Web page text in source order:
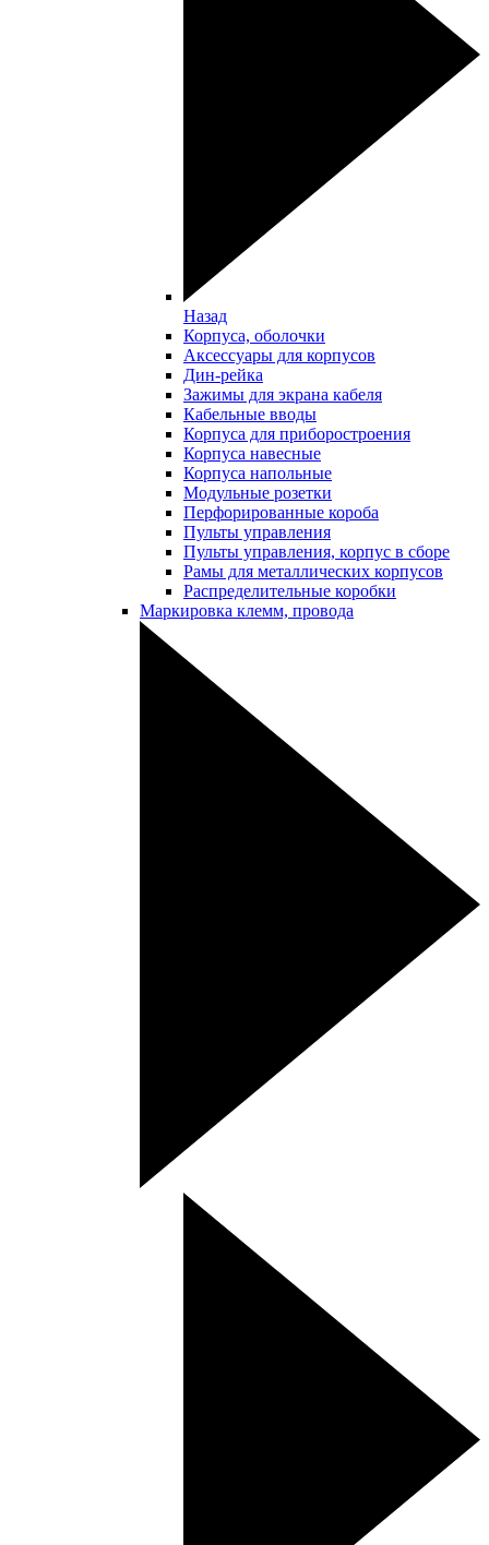
Назад
Корпуса, оболочки
Аксессуары для корпусов
Дин-рейка
Зажимы для экрана кабеля
Кабельные вводы
Корпуса для приборостроения
Корпуса навесные
Корпуса напольные
Модульные розетки
Перфорированные короба
Пульты управления
Пульты управления, корпус в сборе
Рамы для металлических корпусов
Распределительные коробки
Маркировка клемм, провода